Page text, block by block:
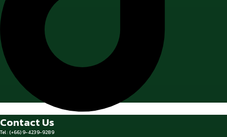
Contact Us
Tel : (+66) 9-4239-9289